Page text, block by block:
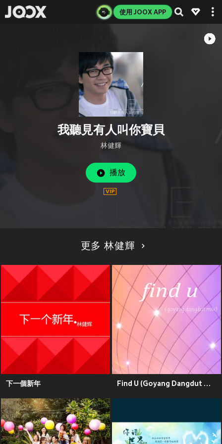
使用 JOOX APP
我聽見有人叫你寶貝
林健輝
播放
更多 林健輝
下一個新年 Find U (Goyang Dangdut Mix)